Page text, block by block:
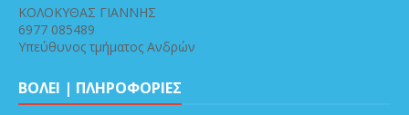
ΚΟΛΟΚΥΘΑΣ ΓΙΑΝΝΗΣ
6977 085489
Υπεύθυνος τμήματος Ανδρών
ΒΟΛΕΙ | ΠΛΗΡΟΦΟΡΙΕΣ